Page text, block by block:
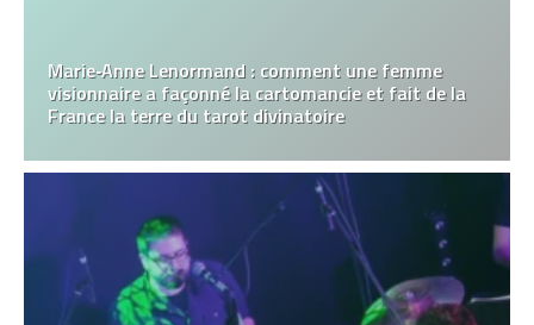
Marie‑Anne Lenormand : comment une femme
visionnaire a façonné la cartomancie et fait de la
France la terre du tarot divinatoire